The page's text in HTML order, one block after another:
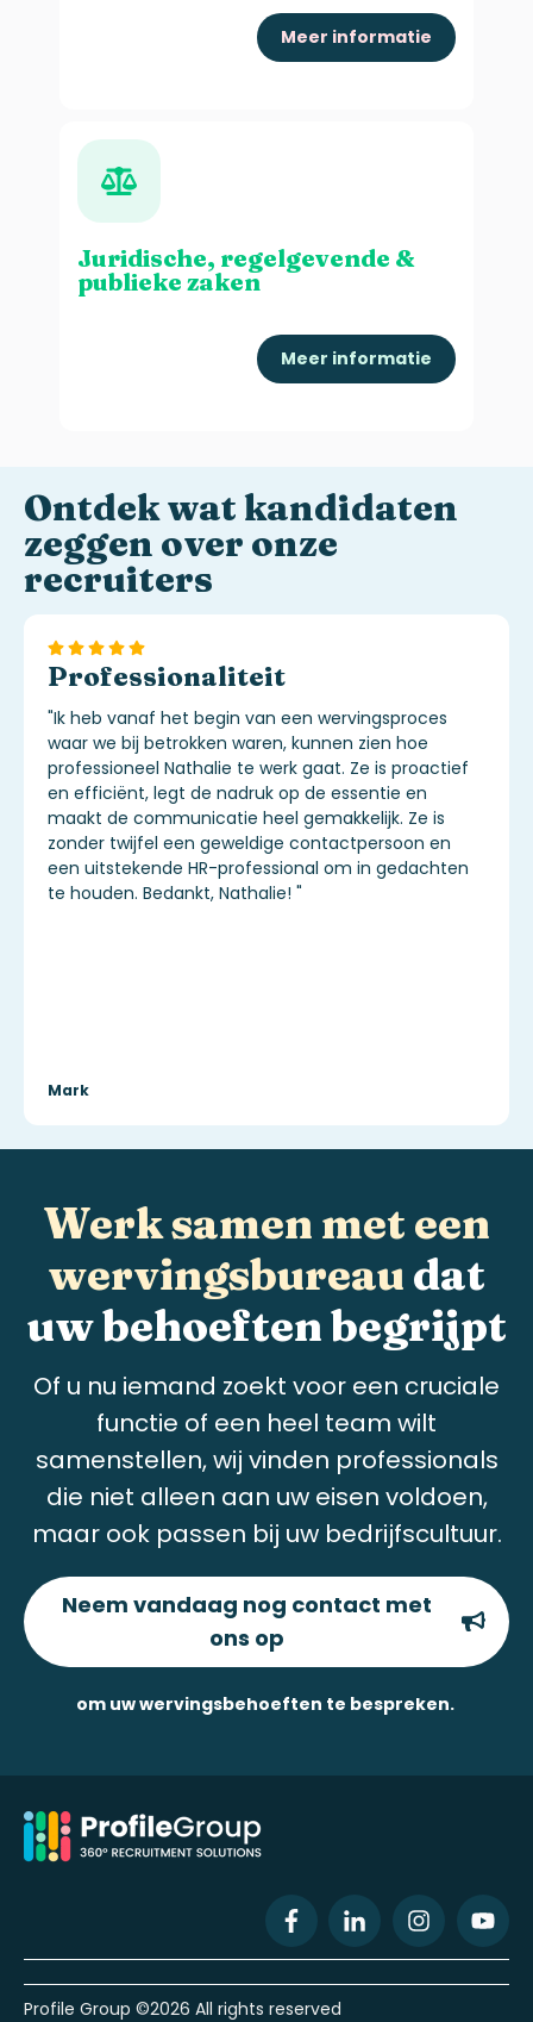
Meer informatie
Juridische, regelgevende &
publieke zaken
Meer informatie
Ontdek wat kandidaten
zeggen over onze
recruiters
Professionaliteit
"Ik heb vanaf het begin van een wervingsproces
waar we bij betrokken waren, kunnen zien hoe
professioneel Nathalie te werk gaat. Ze is proactief
en efficiënt, legt de nadruk op de essentie en
maakt de communicatie heel gemakkelijk. Ze is
zonder twijfel een geweldige contactpersoon en
een uitstekende HR-professional om in gedachten
te houden. Bedankt, Nathalie! "
Mark
Werk samen met een
wervingsbureau dat
uw behoeften begrijpt
Of u nu iemand zoekt voor een cruciale
functie of een heel team wilt
samenstellen, wij vinden professionals
die niet alleen aan uw eisen voldoen,
maar ook passen bij uw bedrijfscultuur.
Neem vandaag nog contact met
ons op
om uw wervingsbehoeften te bespreken.
Profile Group ©2026 All rights reserved